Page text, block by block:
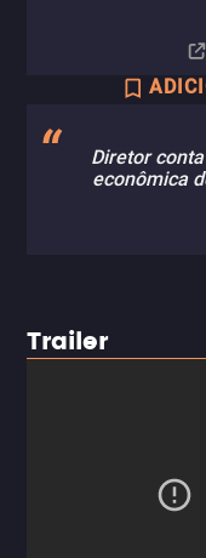
Diretor
econômica
Trailer